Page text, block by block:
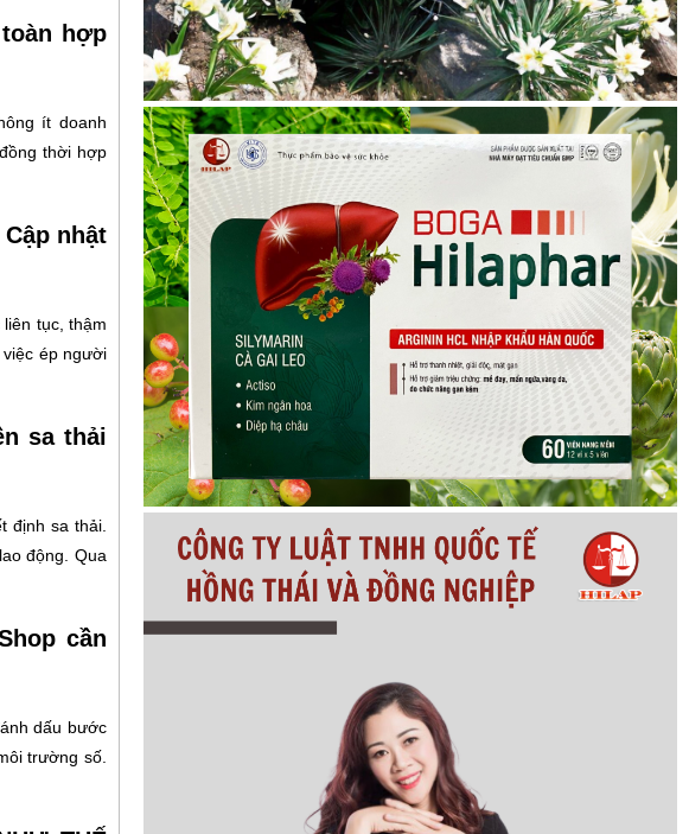
hợp
ít doanh
thời hợp
nhật
tục, thậm
ép người
sa thải
định sa thải.
động. Qua
cần
dấu bước
trường số.